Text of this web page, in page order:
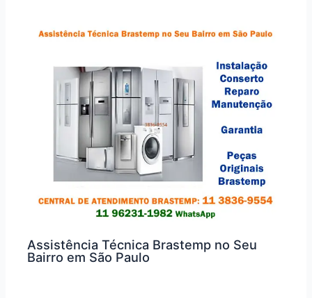
Assistência Técnica Brastemp no Seu
Bairro em São Paulo